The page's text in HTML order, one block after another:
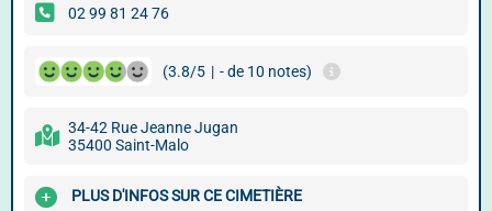
02 99 81 24 76
(3.8/5 | - de 10 notes)
34-42 Rue Jeanne Jugan
35400 Saint-Malo
PLUS D'INFOS SUR CE CIMETIÈRE